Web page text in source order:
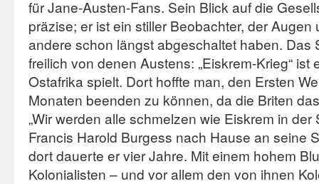
für Jane-Austen-Fans. Sein Blick auf die
präzise; er ist ein stiller Beobachter, der
andere schon längst abgeschaltet haben. Das
freilich von denen Austens: „Eiskrem-Krieg“ ist
Ostafrika spielt. Dort hoffte man, den Ersten
Monaten beenden zu können, da die Briten
„Wir werden alle schmelzen wie Eiskrem in der
Francis Harold Burgess nach Hause an seine
dort dauerte er vier Jahre. Mit einem hohem
Kolonialisten – und vor allem den von ihnen